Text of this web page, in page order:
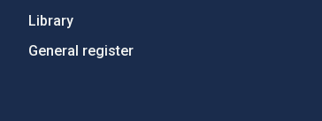
Library
General register